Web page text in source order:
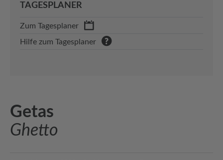
TAGESPLANER
Zum Tagesplaner
Hilfe zum Tagesplaner
Getas
Ghetto